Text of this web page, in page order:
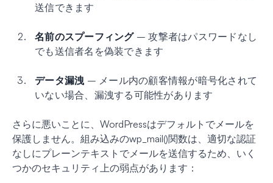
送信できます
名前のスプーフィング– 攻撃者はパスワードなし
でも送信者名を偽装できます
データ漏洩 – メール内の顧客情報が暗号化されて
いない場合、漏洩する可能性があります
さらに悪いことに、WordPressはデフォルトでメールを
保護しません。組み込みのwp_mail()関数は、適切な認証
なしにプレーンテキストでメールを送信するため、いく
つかのセキュリティ上の弱点があります：